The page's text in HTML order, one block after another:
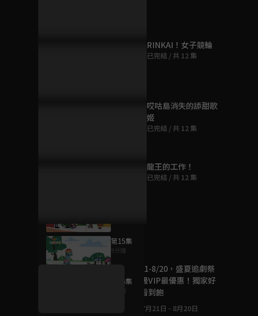
第15集
9分鐘
第16集
9分鐘
RINKAI！女子競輪
已完結 / 共 12 集
哎咕島消失的舔甜歌
姬
已完結 / 共 12 集
龍王的工作！
已完結 / 共 12 集
好康資訊
7/21-8/20，盛夏追劇祭
升級VIP最優惠！獨家好
戲看到飽
7月21日 - 8月20日